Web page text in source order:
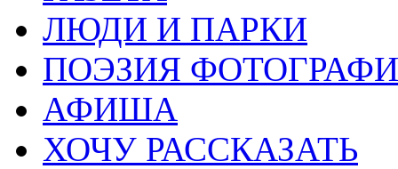
ЛЮДИ И ПАРКИ
ПОЭЗИЯ
АФИША
ХОЧУ РАССКАЗАТЬ